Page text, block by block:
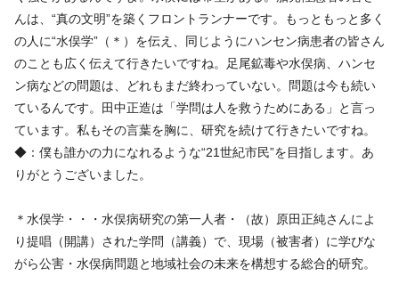
んは、“真の文明”を築くフロントランナーです。もっともっと多く
の人に“水俣学”（＊）を伝え、同じようにハンセン病患者の皆さん
のことも広く伝えて行きたいですね。足尾鉱毒や水俣病、ハンセ
ン病などの問題は、どれもまだ終わっていない。問題は今も続い
ているんです。田中正造は「学問は人を救うためにある」と言っ
ています。私もその言葉を胸に、研究を続けて行きたいですね。
◆：僕も誰かの力になれるような“21世紀市民”を目指します。あ
りがとうございました。
＊水俣学・・・水俣病研究の第一人者・（故）原田正純さんによ
り提唱（開講）された学問（講義）で、現場（被害者）に学びな
がら公害・水俣病問題と地域社会の未来を構想する総合的研究。